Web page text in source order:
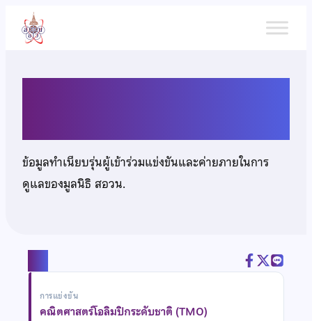
เนื้อหา
ข้อมูลทำเนียบรุ่นผู้เข้าร่วมแข่งขันและค่ายภายในการ
ดูแลของมูลนิธิ สอวน.
การแข่งขัน
คณิตศาสตร์โอลิมปิกระดับชาติ (TMO)